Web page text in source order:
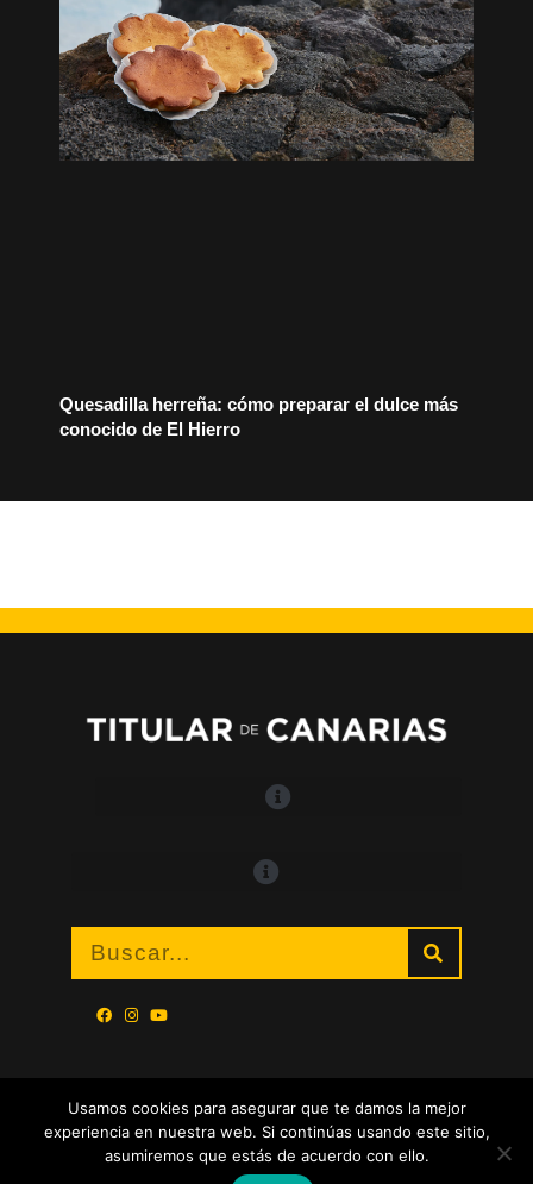
Quesadilla herreña: cómo preparar el dulce más
conocido de El Hierro
Usamos cookies para asegurar que te damos la mejor
experiencia en nuestra web. Si continúas usando este sitio,
asumiremos que estás de acuerdo con ello.